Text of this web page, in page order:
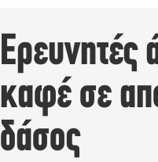
Ερευνητές
καφέ σε
δάσος